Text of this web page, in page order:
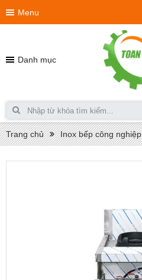
Menu
Danh mục
Trang chủ Inox bếp công nghiệp